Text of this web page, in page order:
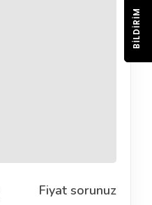
Fiyat sorunuz
BILDIRIM